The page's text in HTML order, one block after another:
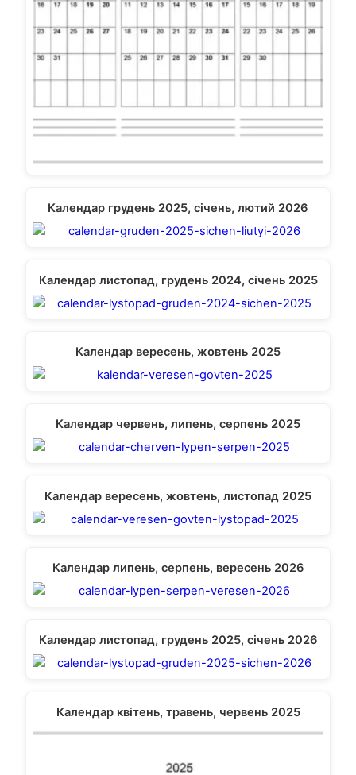
Календар грудень 2025, січень, лютий 2026
Календар листопад, грудень 2024, січень 2025
Календар вересень, жовтень 2025
Календар червень, липень, серпень 2025
Календар вересень, жовтень, листопад 2025
Календар липень, серпень, вересень 2026
Календар листопад, грудень 2025, січень 2026
Календар квітень, травень, червень 2025